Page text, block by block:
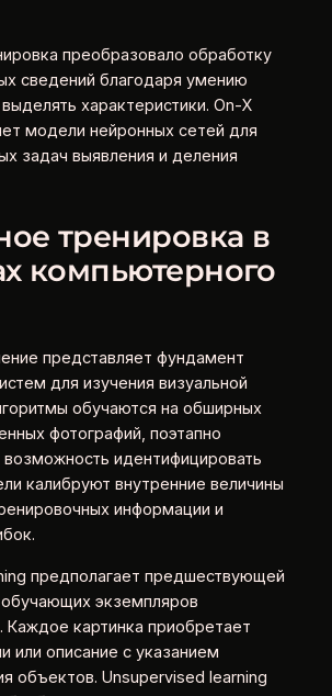
преобразовало обработку
сведений благодаря умению
характеристики. On-X
модели нейронных сетей для
задач выявления и деления
тренировка в
компьютерного
представляет фундамент
для изучения визуальной
обучаются на обширных
фотографий, поэтапно
идентифицировать
калибруют внутренние величины
информации и
предполагает предшествующей
экземпляров
Каждое картинка приобретает
или описание с указанием
объектов. Unsupervised learning